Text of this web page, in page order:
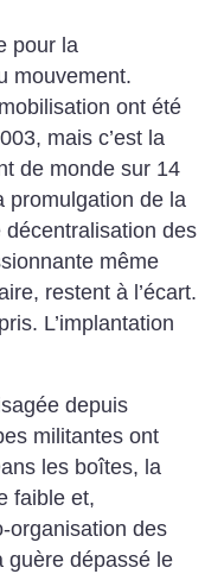
pour la
mouvement.
ont été
mais c’est la
de monde sur 14
promulgation de la
des
même
restent à l’écart.
L’implantation
depuis
militantes ont
les boîtes, la
faible et,
organisation des
guère dépassé le